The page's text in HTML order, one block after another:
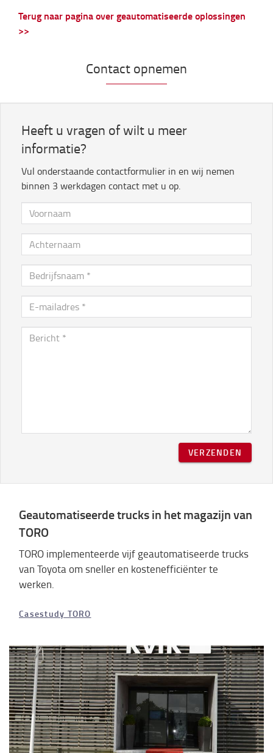
Terug naar pagina over geautomatiseerde oplossingen
>>
Contact opnemen
Heeft u vragen of wilt u meer
informatie?
Vul onderstaande contactformulier in en wij nemen
binnen 3 werkdagen contact met u op.
VERZENDEN
Geautomatiseerde trucks in het magazijn van
TORO
TORO implementeerde vijf geautomatiseerde trucks
van Toyota om sneller en kostenefficiënter te
werken.
Casestudy TORO